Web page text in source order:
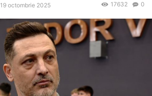
19 octombrie 2025 0
17632